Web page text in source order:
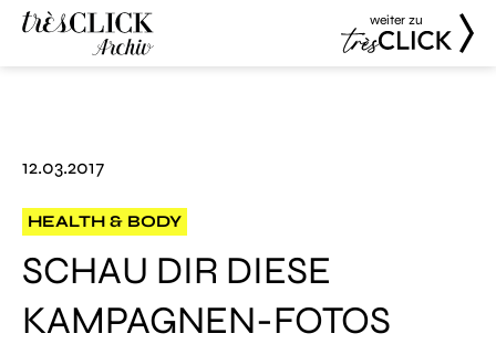
weiter zu
12.03.2017
HEALTH & BODY
SCHAU DIR DIESE
KAMPAGNEN-FOTOS